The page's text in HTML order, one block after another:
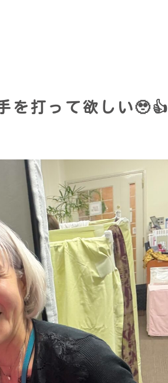
を打って欲しい🥹👍